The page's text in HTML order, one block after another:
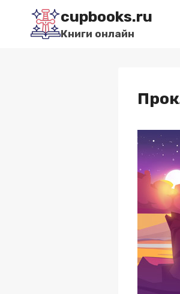
Перейти
содержимому
cupbooks.ru
Книги онлайн